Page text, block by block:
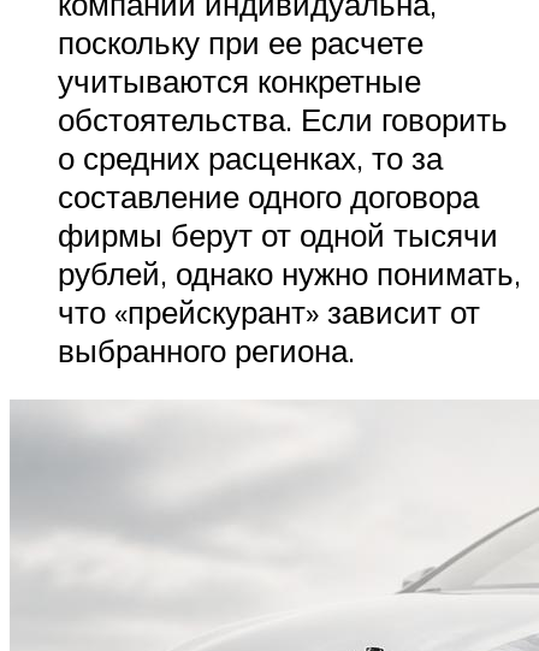
поскольку при ее расчете
учитываются конкретные
обстоятельства. Если говорить
о средних расценках, то за
составление одного договора
фирмы берут от одной тысячи
рублей, однако нужно понимать,
что «прейскурант» зависит от
выбранного региона.